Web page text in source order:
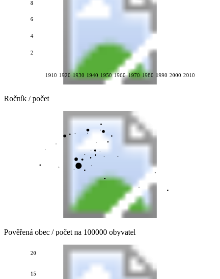
1910 1920 1930 1940 1950 1960 1970 1980 1990 2000 2010
2
4
6
8
Ročník / počet
Pověřená obec / počet na 100000 obyvatel
15
20